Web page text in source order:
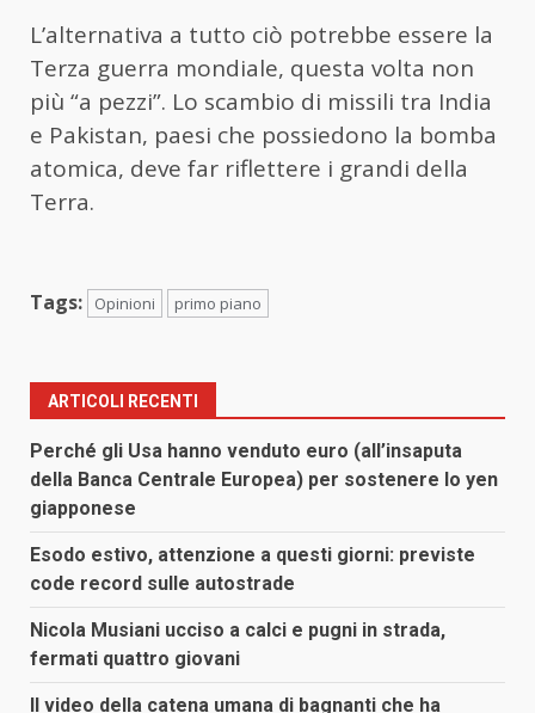
L’alternativa a tutto ciò potrebbe essere la
Terza guerra mondiale, questa volta non
più “a pezzi”. Lo scambio di missili tra India
e Pakistan, paesi che possiedono la bomba
atomica, deve far riflettere i grandi della
Terra.
Tags: Opinioni primo piano
ARTICOLI RECENTI
Perché gli Usa hanno venduto euro (all’insaputa
della Banca Centrale Europea) per sostenere lo yen
giapponese
Esodo estivo, attenzione a questi giorni: previste
code record sulle autostrade
Nicola Musiani ucciso a calci e pugni in strada,
fermati quattro giovani
Il video della catena umana di bagnanti che ha